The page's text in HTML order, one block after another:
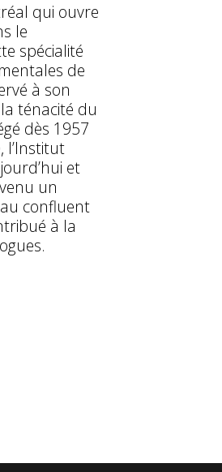
qui ouvre
le
spécialité
de
à son
ténacité du
dès 1957
l’Institut
et
un
confluent
à la